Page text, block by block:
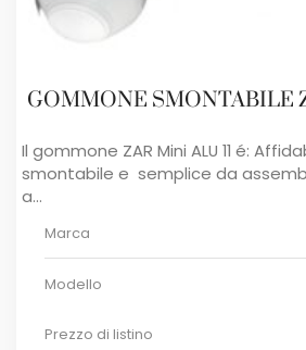
GOMMONE SMONTABILE
Il gommone ZAR Mini ALU 11 é:
smontabile e semplice da
a...
Marca
Modello
Prezzo di listino